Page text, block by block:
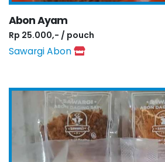
Abon Ayam
Rp 25.000,- / pouch
Sawargi Abon